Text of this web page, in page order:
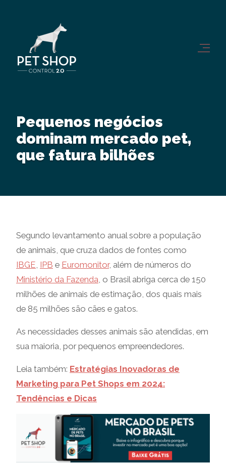
Pequenos negócios
dominam mercado pet,
que fatura bilhões
Segundo levantamento anual sobre a população
de animais, que cruza dados de fontes como
IBGE, IPB e Euromonitor, além de números do
Ministério da Fazenda, o Brasil abriga cerca de 150
milhões de animais de estimação, dos quais mais
de 85 milhões são cães e gatos.
As necessidades desses animais são atendidas, em
sua maioria, por pequenos empreendedores.
Leia também: Estratégias Inovadoras de
Marketing para Pet Shops em 2024:
Tendências e Dicas